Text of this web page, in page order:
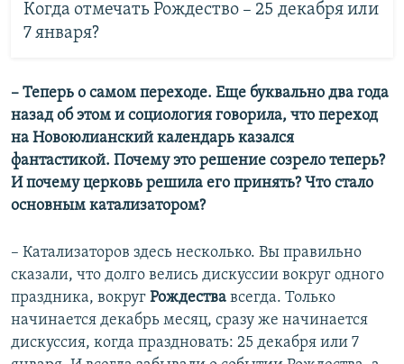
Когда отмечать Рождество – 25 декабря или
7 января?
– Теперь о самом переходе. Еще буквально два года
назад об этом и социология говорила, что переход
на Новоюлианский календарь казался
фантастикой. Почему это решение созрело теперь?
И почему церковь решила его принять? Что стало
основным катализатором?
– Катализаторов здесь несколько. Вы правильно
сказали, что долго велись дискуссии вокруг одного
праздника, вокруг Рождества всегда. Только
начинается декабрь месяц, сразу же начинается
дискуссия, когда праздновать: 25 декабря или 7